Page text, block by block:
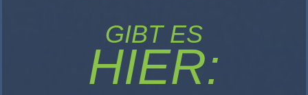
GIBT ES
HIER: